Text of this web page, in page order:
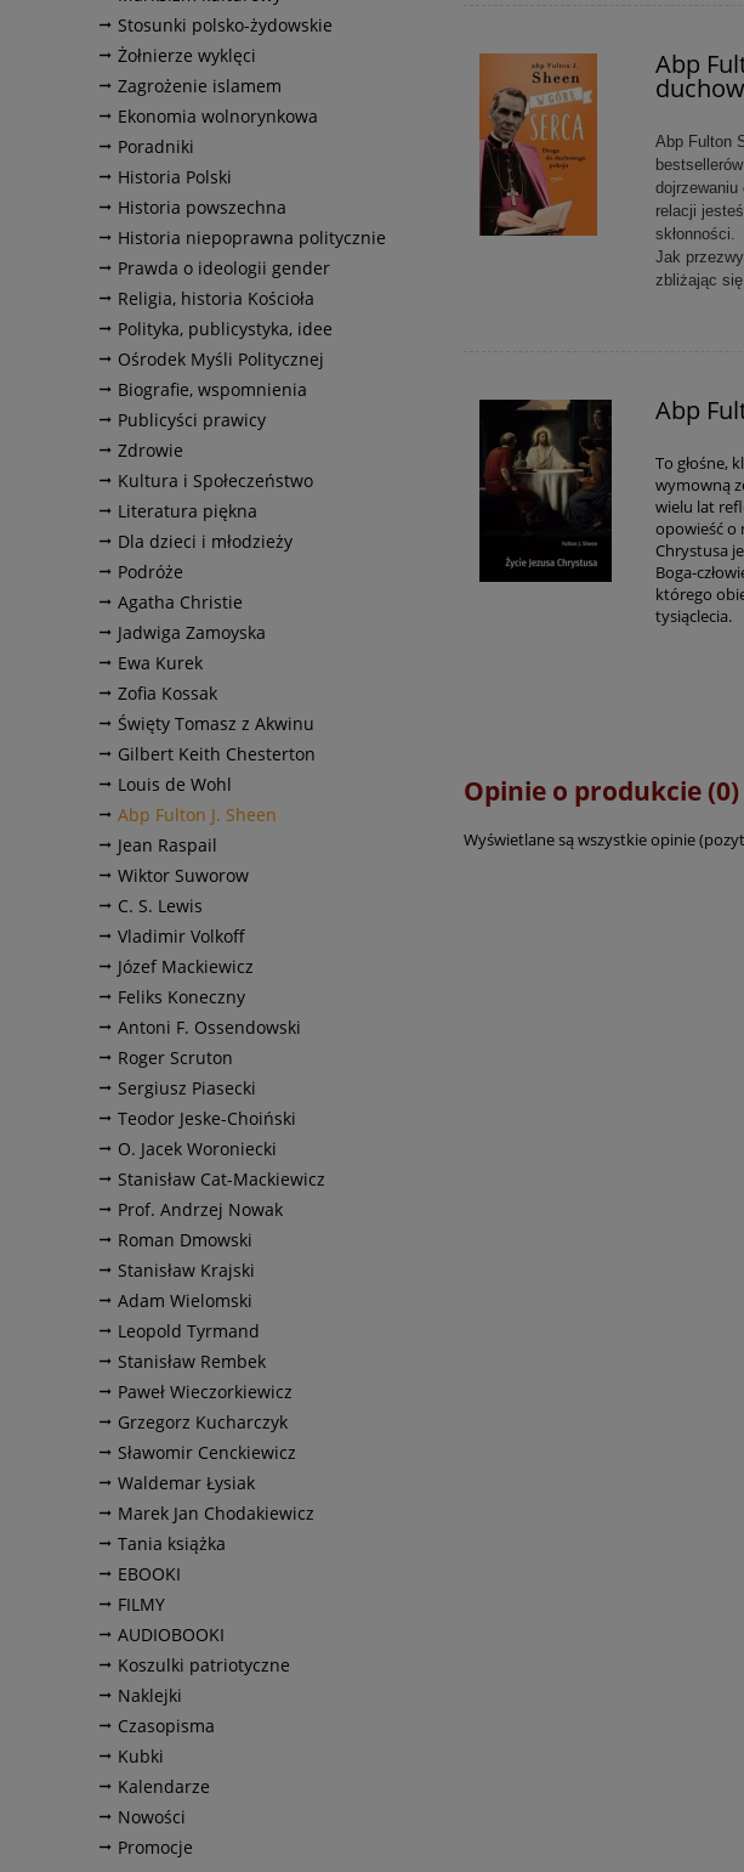
Stosunki polsko-żydowskie
Żołnierze wyklęci
Zagrożenie islamem
Ekonomia wolnorynkowa
Poradniki
Historia Polski
Historia powszechna
Historia niepoprawna politycznie
Prawda o ideologii gender
Religia, historia Kościoła
Polityka, publicystyka, idee
Ośrodek Myśli Politycznej
Biografie, wspomnienia
Publicyści prawicy
Zdrowie
Kultura i Społeczeństwo
Literatura piękna
Dla dzieci i młodzieży
Podróże
Agatha Christie
Jadwiga Zamoyska
Ewa Kurek
Zofia Kossak
Święty Tomasz z Akwinu
Gilbert Keith Chesterton
Louis de Wohl
Abp Fulton J. Sheen
Jean Raspail
Wiktor Suworow
C. S. Lewis
Vladimir Volkoff
Józef Mackiewicz
Feliks Koneczny
Antoni F. Ossendowski
Roger Scruton
Sergiusz Piasecki
Teodor Jeske-Choiński
O. Jacek Woroniecki
Stanisław Cat-Mackiewicz
Prof. Andrzej Nowak
Roman Dmowski
Stanisław Krajski
Adam Wielomski
Leopold Tyrmand
Stanisław Rembek
Paweł Wieczorkiewicz
Grzegorz Kucharczyk
Sławomir Cenckiewicz
Waldemar Łysiak
Marek Jan Chodakiewicz
Tania książka
EBOOKI
FILMY
AUDIOBOOKI
Koszulki patriotyczne
Naklejki
Czasopisma
Kubki
Kalendarze
Nowości
Promocje
Abp
Abp Fulton
dojrzewaniu
relacji
skłonności.
Jak
zbliżając
Abp
To głośne,
wymowną
wielu lat
opowieść o
Chrystusa
Boga-
którego
tysiąclecia.
Opinie o produkcie (0)
Wyświetlane są wszystkie opinie